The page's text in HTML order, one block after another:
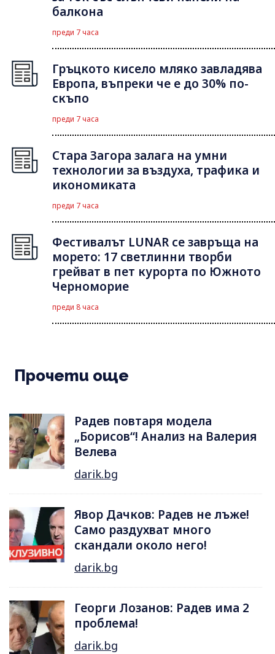
балкона
преди 7 часа
Гръцкото кисело мляко завладява
Европа, въпреки че е до 30% по-
скъпо
преди 7 часа
Стара Загора залага на умни
технологии за въздуха, трафика и
икономиката
преди 7 часа
Фестивалът LUNAR се завръща на
морето: 17 светлинни творби
грейват в пет курорта по Южното
Черноморие
преди 8 часа
Прочети още
Радев повтаря модела
„Борисов“! Анализ на Валерия
Велева
darik.bg
Явор Дачков: Радев не лъже!
Само раздухват много
скандали около него!
darik.bg
Георги Лозанов: Радев има 2
проблема!
darik.bg